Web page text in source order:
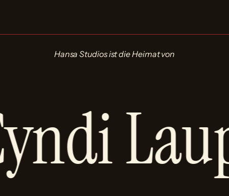
Hansa Studios ist die Heimat von